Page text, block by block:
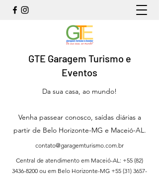
GTE Garagem Turismo e
Eventos
Da sua casa, ao mundo!
Venha passear conosco, saídas diárias a
partir de Belo Horizonte-MG e Maceió-AL.
contato@garagemturismo.com.br
Central de atendimento em Maceió-AL: +55 (82)
3436-8200 ou em Belo Horizonte-MG +55 (31) 3657-